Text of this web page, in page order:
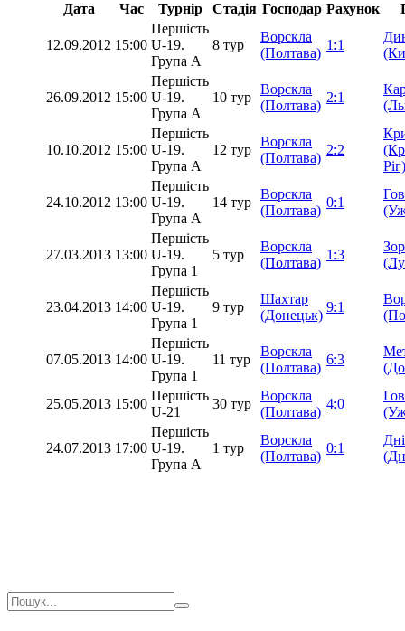
Дата Час Турнір Стадія Господар Рахунок
12.09.2012 15:00
Першість
U-19.
Група А
8 тур
Ворскла
(Полтава)
1:1
26.09.2012 15:00
Першість
U-19.
Група А
10 тур
Ворскла
(Полтава)
2:1
10.10.2012 15:00
Першість
U-19.
Група А
12 тур
Ворскла
(Полтава)
2:2
Ріг)
24.10.2012 13:00
Першість
U-19.
Група А
14 тур
Ворскла
(Полтава)
0:1
27.03.2013 13:00
Першість
U-19.
Група 1
5 тур
Ворскла
(Полтава)
1:3
23.04.2013 14:00
Першість
U-19.
Група 1
9 тур
Шахтар
(Донецьк)
9:1
07.05.2013 14:00
Першість
U-19.
Група 1
11 тур
Ворскла
(Полтава)
6:3
25.05.2013 15:00
Першість
U-21
30 тур
Ворскла
(Полтава)
4:0
24.07.2013 17:00
Першість
U-19.
Група А
1 тур
Ворскла
(Полтава)
0:1